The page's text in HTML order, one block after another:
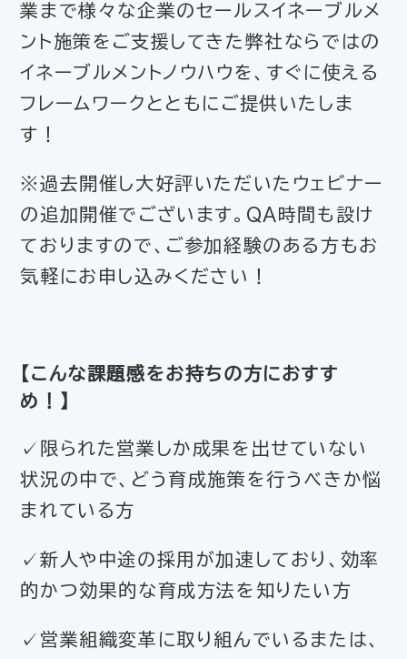
業まで様々な企業のセールスイネーブルメ
ント施策をご支援してきた弊社ならではの
イネーブルメントノウハウを、すぐに使える
フレームワークとともにご提供いたしま
す！
※過去開催し大好評いただいたウェビナー
の追加開催でございます。QA時間も設け
ておりますので、ご参加経験のある方もお
気軽にお申し込みください！
【 こんな課題感をお持ちの方におすす
め！ 】
✓限られた営業しか成果を出せていない
状況の中で、どう育成施策を行うべきか悩
まれている方
✓新人や中途の採用が加速しており、効率
的かつ効果的な育成方法を知りたい方
✓営業組織変革に取り組んでいるまたは、